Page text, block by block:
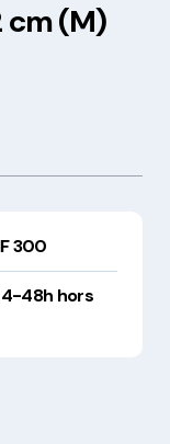
cm (M)
300
48h hors